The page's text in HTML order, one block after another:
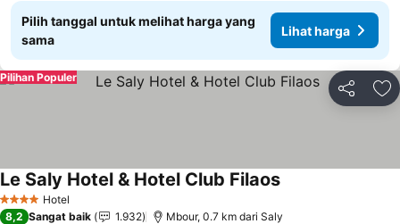
Pilih tanggal untuk melihat harga yang
sama
Lihat harga
Bagikan
Pilihan Populer
4 BintangHotel
Le Saly Hotel & Hotel Club Filaos
8,2 Sangat baik 1.932 Mbour, 0.7 km dari Saly